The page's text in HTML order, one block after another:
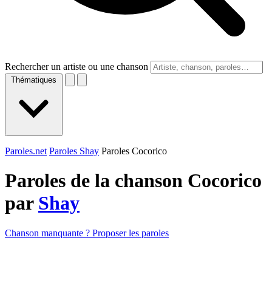
Rechercher un artiste ou une chanson
Thématiques
Paroles.net Paroles Shay Paroles Cocorico
Paroles de la chanson Cocorico
par Shay
Chanson manquante ? Proposer les paroles